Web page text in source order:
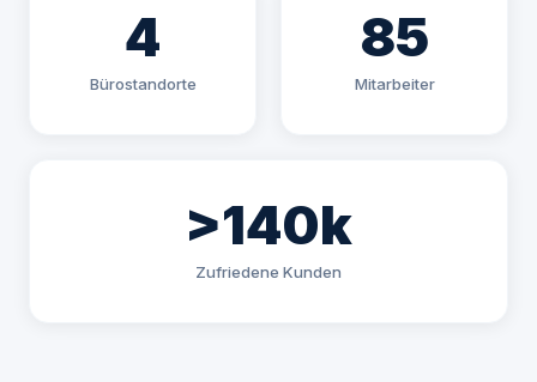
4
Bürostandorte
85
Mitarbeiter
>140k
Zufriedene Kunden